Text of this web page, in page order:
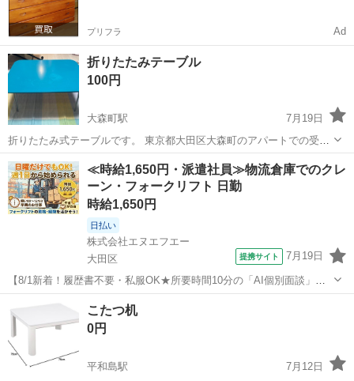
プリフラ Ad
折りたたみテーブル
100円
大森町駅
7月19日
折りたたみ式テーブルです。 東京都大田区大森町のアパートでの受け
渡しとさせていただきます。
東京 大田区 大森町駅 テーブル
≪時給1,650円・派遣社員≫物流倉庫でのクレ
ーン・フォークリフト 日勤
時給1,650円
日払い
株式会社エヌエフエー
大田区
提携サイト 7月19日
【8/1新着！履歴書不要・私服OK★所要時間10分の「AI個別面談」が
スタート！】早朝だけ！6-12時/フォークリフト作業/週1～OK/経験者
歓迎/大田市場/日払い可(1427) 【お仕事内容】 ・フォークリフトでの
荷物運...
その他
こたつ机
0円
平和島駅
7月12日